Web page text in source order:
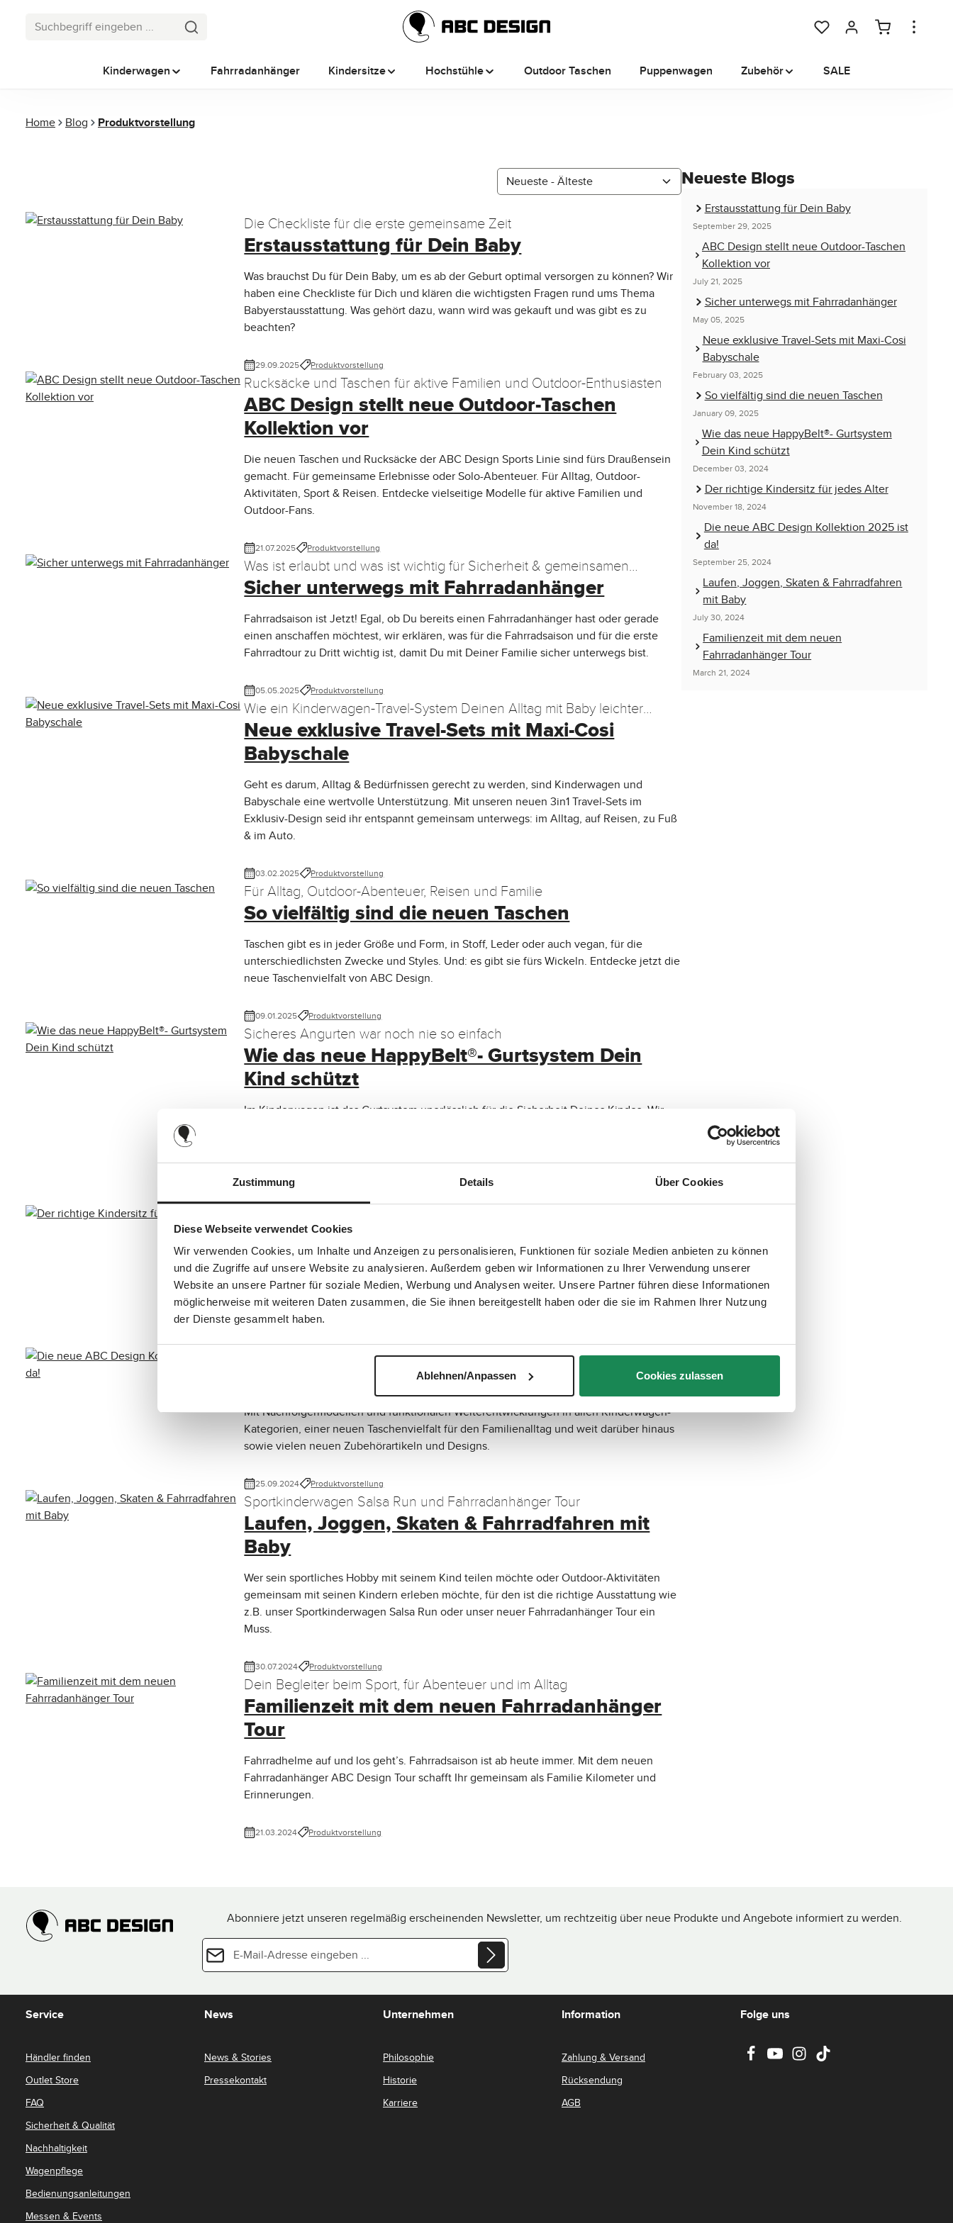
Zustimmung Details Über Cookies
Diese Webseite verwendet Cookies
Wir verwenden Cookies, um Inhalte und Anzeigen zu personalisieren, Funktionen für soziale Medien anbieten zu können
und die Zugriffe auf unsere Website zu analysieren. Außerdem geben wir Informationen zu Ihrer Verwendung unserer
Website an unsere Partner für soziale Medien, Werbung und Analysen weiter. Unsere Partner führen diese Informationen
möglicherweise mit weiteren Daten zusammen, die Sie ihnen bereitgestellt haben oder die sie im Rahmen Ihrer Nutzung
der Dienste gesammelt haben.
Ablehnen/Anpassen Cookies zulassen
Du hast 0 Produkte auf dem
Kinderwagen Fahrradanhänger Kindersitze Hochstühle Outdoor Taschen Puppenwagen Zubehör SALE
Home Blog Produktvorstellung
Die Checkliste für die erste gemeinsame Zeit
Erstausstattung für Dein Baby
Was brauchst Du für Dein Baby, um es ab der Geburt optimal versorgen zu können? Wir
haben eine Checkliste für Dich und klären die wichtigsten Fragen rund ums Thema
Babyerstausstattung. Was gehört dazu, wann wird was gekauft und was gibt es zu
beachten?
29.09.2025 Produktvorstellung
Rucksäcke und Taschen für aktive Familien und Outdoor-Enthusiasten
ABC Design stellt neue Outdoor-Taschen
Kollektion vor
Die neuen Taschen und Rucksäcke der ABC Design Sports Linie sind fürs Draußensein
gemacht. Für gemeinsame Erlebnisse oder Solo-Abenteuer. Für Alltag, Outdoor-
Aktivitäten, Sport & Reisen. Entdecke vielseitige Modelle für aktive Familien und
Outdoor-Fans.
21.07.2025 Produktvorstellung
Was ist erlaubt und was ist wichtig für Sicherheit & gemeinsamen
Fahrspaß?
Sicher unterwegs mit Fahrradanhänger
Fahrradsaison ist Jetzt! Egal, ob Du bereits einen Fahrradanhänger hast oder gerade
einen anschaffen möchtest, wir erklären, was für die Fahrradsaison und für die erste
Fahrradtour zu Dritt wichtig ist, damit Du mit Deiner Familie sicher unterwegs bist.
05.05.2025 Produktvorstellung
Wie ein Kinderwagen-Travel-System Deinen Alltag mit Baby leichter
macht
Neue exklusive Travel-Sets mit Maxi-Cosi
Babyschale
Geht es darum, Alltag & Bedürfnissen gerecht zu werden, sind Kinderwagen und
Babyschale eine wertvolle Unterstützung. Mit unseren neuen 3in1 Travel-Sets im
Exklusiv-Design seid ihr entspannt gemeinsam unterwegs: im Alltag, auf Reisen, zu Fuß
& im Auto.
03.02.2025 Produktvorstellung
Für Alltag, Outdoor-Abenteuer, Reisen und Familie
So vielfältig sind die neuen Taschen
Taschen gibt es in jeder Größe und Form, in Stoff, Leder oder auch vegan, für die
unterschiedlichsten Zwecke und Styles. Und: es gibt sie fürs Wickeln. Entdecke jetzt die
neue Taschenvielfalt von ABC Design.
09.01.2025 Produktvorstellung
Sicheres Angurten war noch nie so einfach
Wie das neue HappyBelt®- Gurtsystem Dein
Kind schützt
Im Kinderwagen ist das Gurtsystem unerlässlich für die Sicherheit Deines Kindes. Wir
bringt.
Der richtige Kindersitz für jedes Alter
Von Isofix bis i-Size, von Babyschalen und Reboardern: wir erklären, auf was Du beim
Kauf und bei der Anwendung eines Autositzes für Dein Kind achten solltest, gehen auf
die unterschiedlichen Kindersitzkategorien ein und sprechen über aktuelle Normen.
Alle Neuheiten gibt’s hier für Dich im Überblick
Die neue ABC Design Kollektion 2025 ist da!
Mit Nachfolgermodellen und funktionalen Weiterentwicklungen in allen Kinderwagen-
Kategorien, einer neuen Taschenvielfalt für den Familienalltag und weit darüber hinaus
sowie vielen neuen Zubehörartikeln und Designs.
25.09.2024 Produktvorstellung
Sportkinderwagen Salsa Run und Fahrradanhänger Tour
Laufen, Joggen, Skaten & Fahrradfahren mit
Baby
Wer sein sportliches Hobby mit seinem Kind teilen möchte oder Outdoor-Aktivitäten
gemeinsam mit seinen Kindern erleben möchte, für den ist die richtige Ausstattung wie
z.B. unser Sportkinderwagen Salsa Run oder unser neuer Fahrradanhänger Tour ein
Muss.
30.07.2024 Produktvorstellung
Dein Begleiter beim Sport, für Abenteuer und im Alltag
Familienzeit mit dem neuen Fahrradanhänger
Tour
Fahrradhelme auf und los geht’s. Fahrradsaison ist ab heute immer. Mit dem neuen
Fahrradanhänger ABC Design Tour schafft Ihr gemeinsam als Familie Kilometer und
Erinnerungen.
21.03.2024 Produktvorstellung
Neueste Blogs
Erstausstattung für Dein Baby
September 29, 2025
ABC Design stellt neue Outdoor-Taschen
Kollektion vor
July 21, 2025
Sicher unterwegs mit Fahrradanhänger
May 05, 2025
Neue exklusive Travel-Sets mit Maxi-Cosi
Babyschale
February 03, 2025
So vielfältig sind die neuen Taschen
January 09, 2025
Wie das neue HappyBelt®- Gurtsystem
Dein Kind schützt
December 03, 2024
Der richtige Kindersitz für jedes Alter
November 18, 2024
Die neue ABC Design Kollektion 2025 ist
da!
September 25, 2024
Laufen, Joggen, Skaten & Fahrradfahren
mit Baby
July 30, 2024
Familienzeit mit dem neuen
Fahrradanhänger Tour
March 21, 2024
Abonniere jetzt unseren regelmäßig erscheinenden Newsletter, um rechtzeitig über neue Produkte und Angebote informiert zu werden.
E-Mail-Adresse*
Ich habe die
Datenschutzbestimmungenzur Kenntnis
Die mit einem Stern (*) markierten Felder sind Pflichtfelder.
Service
Händler finden
Outlet Store
FAQ
Sicherheit & Qualität
Nachhaltigkeit
Wagenpflege
Bedienungsanleitungen
Messen & Events
News
News & Stories
Pressekontakt
Unternehmen
Philosophie
Historie
Karriere
Information
Zahlung & Versand
Rücksendung
AGB
Folge uns